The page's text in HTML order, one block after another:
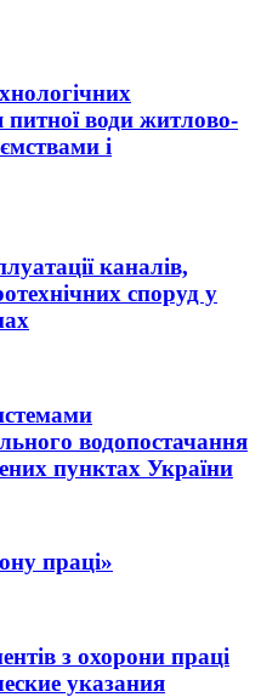
води житлово-
і
каналів,
споруд у
водопостачання
пунктах України
праці»
з охорони праці
указания